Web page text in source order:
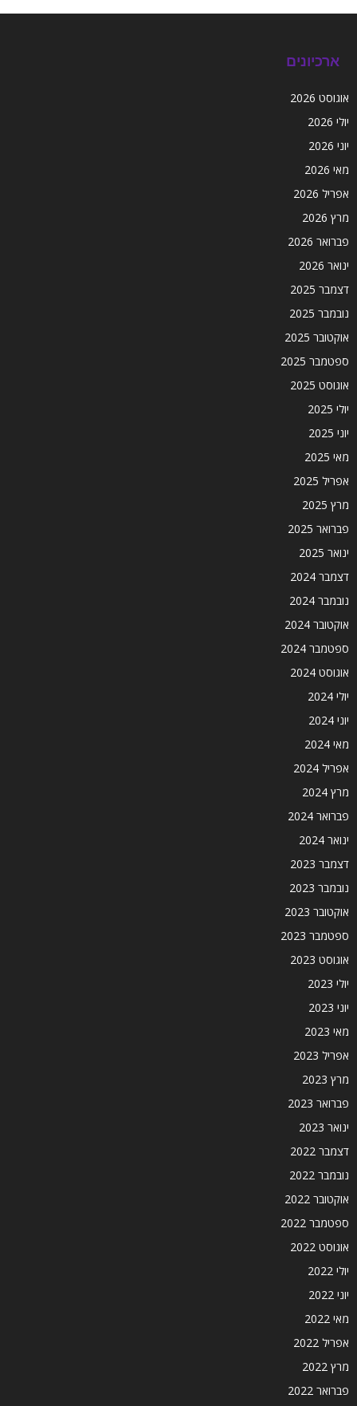
ארכיונים
אוגוסט 2026
יולי 2026
יוני 2026
מאי 2026
אפריל 2026
מרץ 2026
פברואר 2026
ינואר 2026
דצמבר 2025
נובמבר 2025
אוקטובר 2025
ספטמבר 2025
אוגוסט 2025
יולי 2025
יוני 2025
מאי 2025
אפריל 2025
מרץ 2025
פברואר 2025
ינואר 2025
דצמבר 2024
נובמבר 2024
אוקטובר 2024
ספטמבר 2024
אוגוסט 2024
יולי 2024
יוני 2024
מאי 2024
אפריל 2024
מרץ 2024
פברואר 2024
ינואר 2024
דצמבר 2023
נובמבר 2023
אוקטובר 2023
ספטמבר 2023
אוגוסט 2023
יולי 2023
יוני 2023
מאי 2023
אפריל 2023
מרץ 2023
פברואר 2023
ינואר 2023
דצמבר 2022
נובמבר 2022
אוקטובר 2022
ספטמבר 2022
אוגוסט 2022
יולי 2022
יוני 2022
מאי 2022
אפריל 2022
מרץ 2022
פברואר 2022